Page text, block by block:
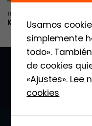
KPL201HUsamos
simplemente
todo».
de cookies
«Ajustes». Lee
cookies